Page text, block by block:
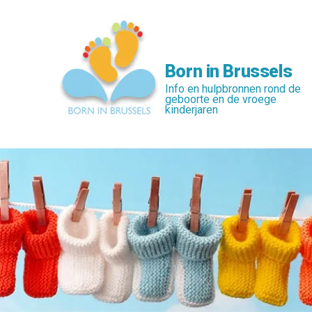
Born in Brussels
Info en hulpbronnen rond de
geboorte en de vroege
kinderjaren